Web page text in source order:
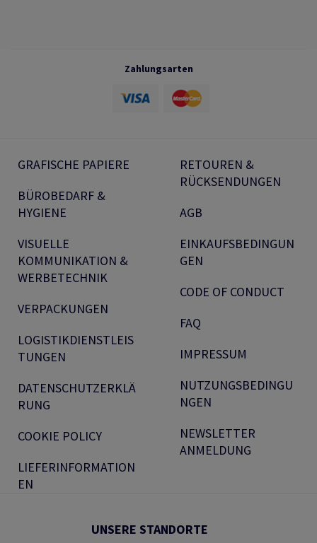
Zahlungsarten
GRAFISCHE PAPIERE
BÜROBEDARF &
HYGIENE
VISUELLE
KOMMUNIKATION &
WERBETECHNIK
VERPACKUNGEN
LOGISTIKDIENSTLEIS
TUNGEN
DATENSCHUTZERKLÄ
RUNG
COOKIE POLICY
LIEFERINFORMATION
EN
RETOUREN &
RÜCKSENDUNGEN
AGB
EINKAUFSBEDINGUN
GEN
CODE OF CONDUCT
FAQ
IMPRESSUM
NUTZUNGSBEDINGU
NGEN
NEWSLETTER
ANMELDUNG
UNSERE STANDORTE